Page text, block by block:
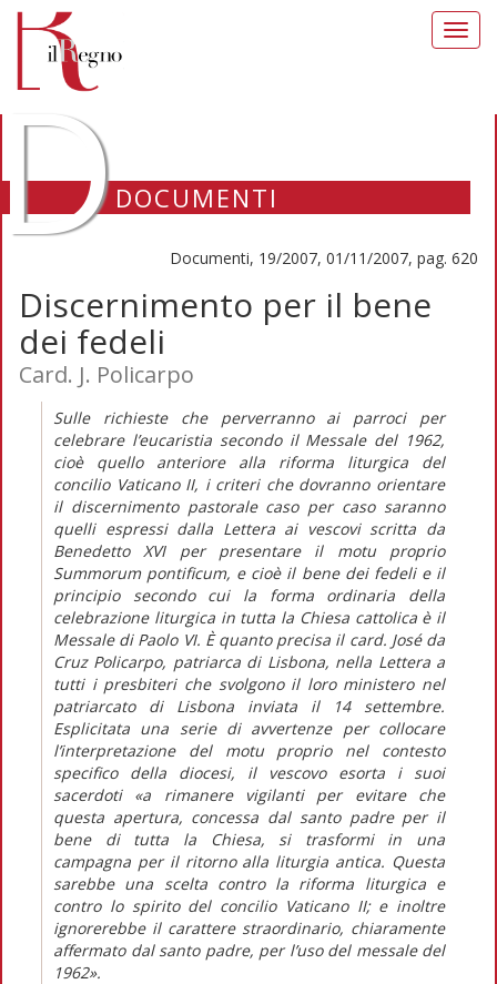
DOCUMENTI
Documenti, 19/2007, 01/11/2007, pag. 620
Discernimento per il bene
dei fedeli
Card. J. Policarpo
Sulle richieste che perverranno ai parroci per
celebrare l’eucaristia secondo il Messale del 1962,
cioè quello anteriore alla riforma liturgica del
concilio Vaticano II, i criteri che dovranno orientare
il discernimento pastorale caso per caso saranno
quelli espressi dalla Lettera ai vescovi scritta da
Benedetto XVI per presentare il motu proprio
Summorum pontificum, e cioè il bene dei fedeli e il
principio secondo cui la forma ordinaria della
celebrazione liturgica in tutta la Chiesa cattolica è il
Messale di Paolo VI. È quanto precisa il card. José da
Cruz Policarpo, patriarca di Lisbona, nella Lettera a
tutti i presbiteri che svolgono il loro ministero nel
patriarcato di Lisbona inviata il 14 settembre.
Esplicitata una serie di avvertenze per collocare
l’interpretazione del motu proprio nel contesto
specifico della diocesi, il vescovo esorta i suoi
sacerdoti «a rimanere vigilanti per evitare che
questa apertura, concessa dal santo padre per il
bene di tutta la Chiesa, si trasformi in una
campagna per il ritorno alla liturgia antica. Questa
sarebbe una scelta contro la riforma liturgica e
contro lo spirito del concilio Vaticano II; e inoltre
ignorerebbe il carattere straordinario, chiaramente
affermato dal santo padre, per l’uso del messale del
1962».